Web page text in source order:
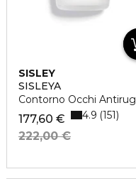
SISLEY
SISLEYA
Contorno Occhi
177,60 €
222,00 €
4.9 151